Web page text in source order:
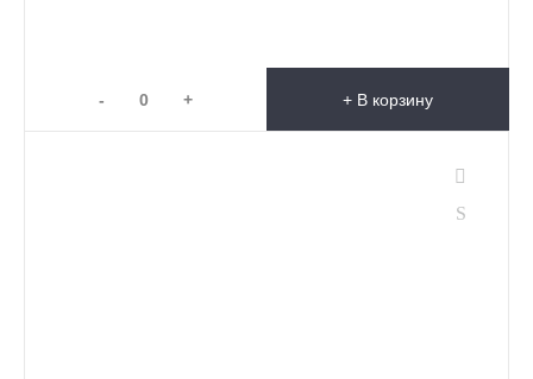
- + + В корзину